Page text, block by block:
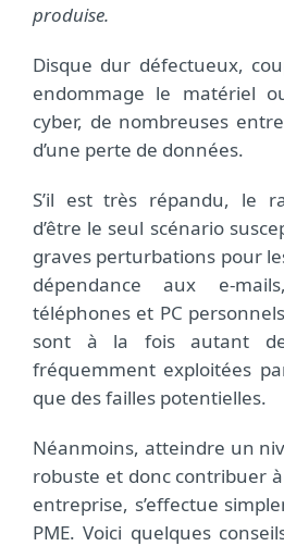
produise.
Disque dur défectueux,
endommage le matériel
cyber, de nombreuses
d’une perte de données.
S’il est très répandu, le
d’être le seul scénario
graves perturbations pour
dépendance aux e-
téléphones et PC
sont à la fois autant de
fréquemment exploitées
que des failles potentielles.
Néanmoins, atteindre un
robuste et donc contribuer
entreprise, s’effectue
PME. Voici quelques